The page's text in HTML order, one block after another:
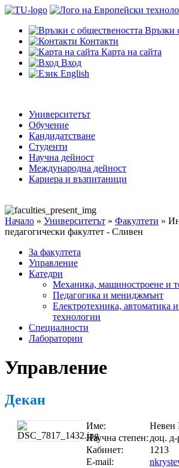
Връзки
Контакти
Карта на сайта
Вход
English
Университетът
Обучение
Кандидатстване
Студенти
Научна дейност
Международна дейност
Кариера и възпитаници
Начало » Университетът » Факултети »
педагогически факултет - Сливен
За факултета
Управление
Катедри
Механика, машиностроене и
Педагогика и мениджмънт
Електротехника, автоматика
технологии
Специалности
Лаборатории
Управление
Декан
Име:
Невен
Научна степен: доц.
Кабинет:
1213
E-mail: